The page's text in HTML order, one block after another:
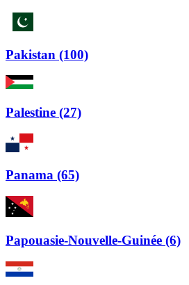
Pakistan (100)
Palestine (27)
Panama (65)
Papouasie-Nouvelle-Guinée (6)